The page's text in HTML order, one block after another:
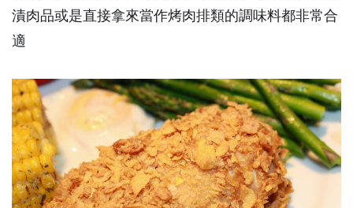
漬肉品或是直接拿來當作烤肉排類的調味料都非常合
適